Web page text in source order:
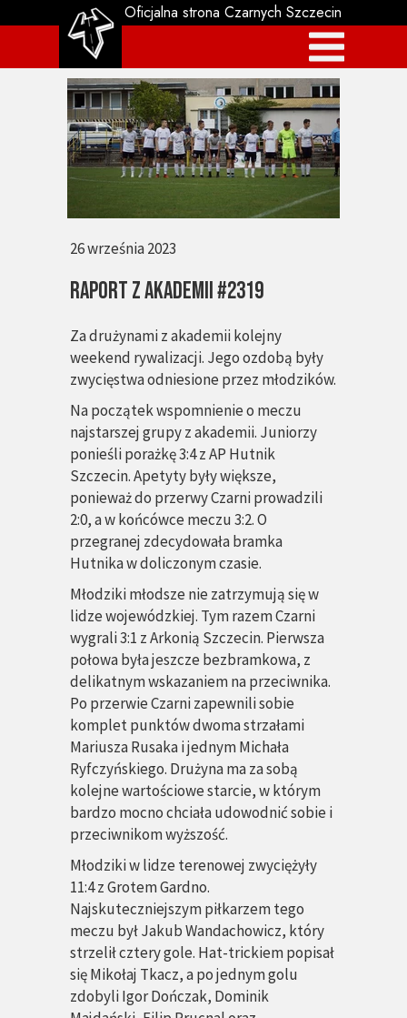
Za drużynami z akademii kolejny
weekend rywalizacji. Jego ozdobą były
zwycięstwa odniesione przez młodzików.
Na początek wspomnienie o meczu
najstarszej grupy z akademii. Juniorzy
ponieśli porażkę 3:4 z AP Hutnik
Szczecin. Apetyty były większe,
ponieważ do przerwy Czarni prowadzili
2:0, a w końcówce meczu 3:2. O
przegranej zdecydowała bramka
Hutnika w doliczonym czasie.
Młodziki młodsze nie zatrzymują się w
lidze wojewódzkiej. Tym razem Czarni
wygrali 3:1 z Arkonią Szczecin. Pierwsza
połowa była jeszcze bezbramkowa, z
delikatnym wskazaniem na przeciwnika.
Po przerwie Czarni zapewnili sobie
komplet punktów dwoma strzałami
Mariusza Rusaka i jednym Michała
Ryfczyńskiego. Drużyna ma za sobą
kolejne wartościowe starcie, w którym
bardzo mocno chciała udowodnić sobie i
przeciwnikom wyższość.
Młodziki w lidze terenowej zwyciężyły
11:4 z Grotem Gardno.
Najskuteczniejszym piłkarzem tego
meczu był Jakub Wandachowicz, który
strzelił cztery gole. Hat-trickiem popisał
się Mikołaj Tkacz, a po jednym golu
zdobyli Igor Dończak, Dominik
RAPORT Z AKADEMII #2319
26 września 2023
Oficjalna strona Czarnych Szczecin